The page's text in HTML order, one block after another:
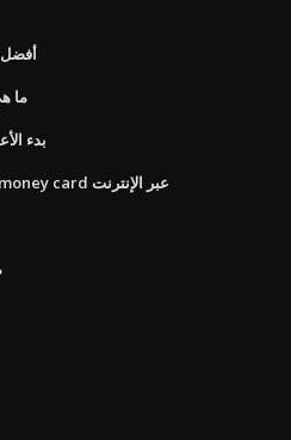
أفضل
ما
بدء
هل يمكنني إعادة تحميل walmart money card عبر الإنترنت